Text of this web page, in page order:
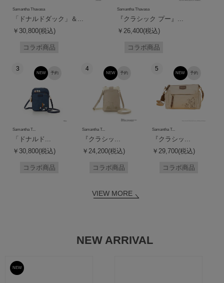
Samantha Thavasa
「ドナルドダック」＆...
￥30,800(税込)
コラボ商品
Samantha Thavasa
『クラシック プー』...
￥26,400(税込)
コラボ商品
3
予約
NEW
Samantha T...
「ドナルド...
￥30,800(税込)
コラボ商品
4
予約
NEW
Samantha T...
『クラシッ...
￥24,200(税込)
コラボ商品
5
予約
NEW
Samantha T...
『クラシッ...
￥29,700(税込)
コラボ商品
VIEW MORE
NEW ARRIVAL
予約
NEW